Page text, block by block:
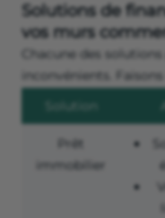
Solutions de
vos murs
Chacune des
inconvénients. Faisons
Solution
Prêt
immobilier